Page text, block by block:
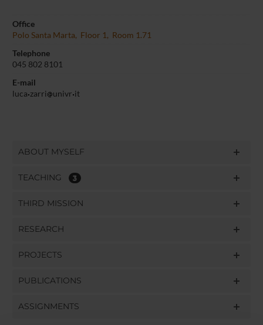
Office
Polo Santa Marta, Floor 1, Room 1.71
Telephone
045 802 8101
E-mail
luca zarri univr it
ABOUT MYSELF
TEACHING 3
THIRD MISSION
RESEARCH
PROJECTS
PUBLICATIONS
ASSIGNMENTS